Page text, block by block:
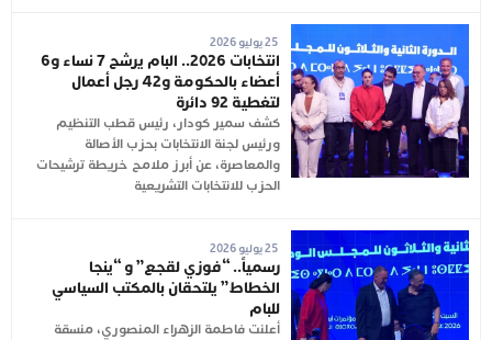
25 يوليو 2026
انتخابات 2026.. البام يرشح 7 نساء و6
أعضاء بالحكومة و42 رجل أعمال
لتغطية 92 دائرة
كشف سمير كودار، رئيس قطب التنظيم
ورئيس لجنة الانتخابات بحزب الأصالة
والمعاصرة، عن أبرز ملامح خريطة ترشيحات
الحزب للانتخابات التشريعية
25 يوليو 2026
رسمياً.. “فوزي لقجع” و “ينجا
الخطاط” يلتحقان بالمكتب السياسي
للبام
أعلنت فاطمة الزهراء المنصوري، منسقة